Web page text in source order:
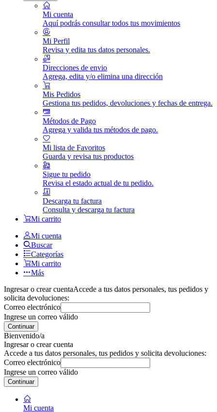
Mi cuenta
Aquí podrás consultar todos tus movimientos
Mi Perfil
Revisa y edita tus datos personales.
Direcciones de envio
Agrega, edita y/o elimina una dirección
Mis Pedidos
Gestiona tus pedidos, devoluciones y fechas de entrega.
Métodos de Pago
Agrega y valida tus métodos de pago.
Mi lista de Favoritos
Guarda y revisa tus productos
Sigue tu pedido
Revisa el estado actual de tu pedido.
Descarga tu factura
Consulta y descarga tu factura
Mi carrito
Mi cuenta
Buscar
Categorías
Mi carrito
Más
Ingresar o crear cuentaAccede a tus datos personales, tus pedidos y
solicita devoluciones:
Correo electrónico
Ingrese un correo válido
Continuar
Bienvenido/a
Ingresar o crear cuenta
Accede a tus datos personales, tus pedidos y solicita devoluciones:
Correo electrónico
Ingrese un correo válido
Continuar
Mi cuenta